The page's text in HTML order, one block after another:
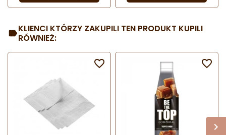
KLIENCI KTÓRZY ZAKUPILI TEN PRODUKT KUPILI
RÓWNIEŻ:
 